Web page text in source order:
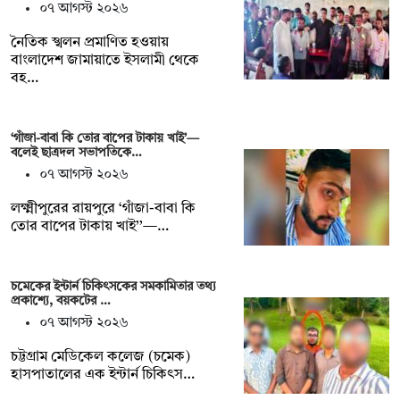
০৭ আগস্ট ২০২৬
নৈতিক স্খলন প্রমাণিত হওয়ায়
বাংলাদেশ জামায়াতে ইসলামী থেকে
বহ…
‘গাঁজা-বাবা কি তোর বাপের টাকায় খাই’—
বলেই ছাত্রদল সভাপতিকে…
০৭ আগস্ট ২০২৬
লক্ষ্মীপুরের রায়পুরে ‘গাঁজা-বাবা কি
তোর বাপের টাকায় খাই’’—…
চমেকের ইন্টার্ন চিকিৎসকের সমকামিতার তথ্য
প্রকাশ্যে, বয়কটের …
০৭ আগস্ট ২০২৬
চট্টগ্রাম মেডিকেল কলেজ (চমেক)
হাসপাতালের এক ইন্টার্ন চিকিৎস…